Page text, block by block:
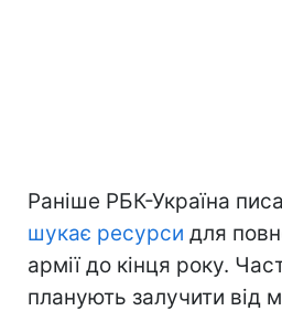
Раніше РБК-Україна
шукає ресурси для
армії до кінця року.
планують залучити від